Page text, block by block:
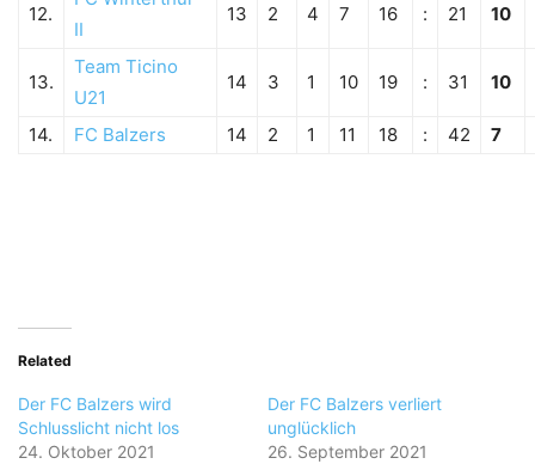
12.
II
13 2 4 7 16 : 21 10
13.
Team Ticino
U21
14 3 1 10 19 : 31 10
14. FC Balzers 14 2 1 11 18 : 42 7
Related
Der FC Balzers wird
Schlusslicht nicht los
24. Oktober 2021
Der FC Balzers verliert
unglücklich
26. September 2021